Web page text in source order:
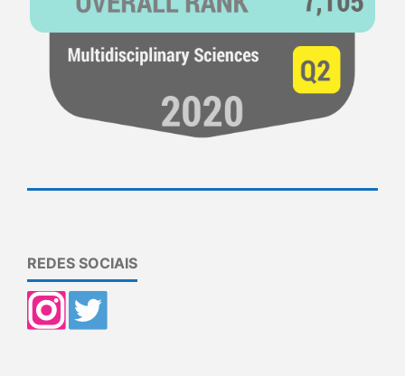
REDES SOCIAIS